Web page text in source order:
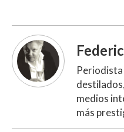
Periodista
medios
más